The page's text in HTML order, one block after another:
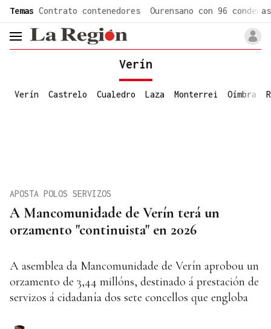
Temas Contrato contenedores Ourensano con 96 condenas
header.menu.open
Verín
Verín Castrelo Cualedro Laza Monterrei Oímbra
A Mancomunidade de Verín terá un
orzamento "continuista" en 2026
APOSTA POLOS SERVIZOS
A asemblea da Mancomunidade de Verín aprobou un
orzamento de 3,44 millóns, destinado á prestación de
servizos á cidadanía dos sete concellos que engloba